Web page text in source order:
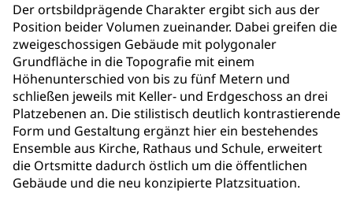
Der ortsbildprägende Charakter ergibt sich aus der
Position beider Volumen zueinander. Dabei greifen die
zweigeschossigen Gebäude mit polygonaler
Grundfläche in die Topografie mit einem
Höhenunterschied von bis zu fünf Metern und
schließen jeweils mit Keller- und Erdgeschoss an drei
Platzebenen an. Die stilistisch deutlich kontrastierende
Form und Gestaltung ergänzt hier ein bestehendes
Ensemble aus Kirche, Rathaus und Schule, erweitert
die Ortsmitte dadurch östlich um die öffentlichen
Gebäude und die neu konzipierte Platzsituation.